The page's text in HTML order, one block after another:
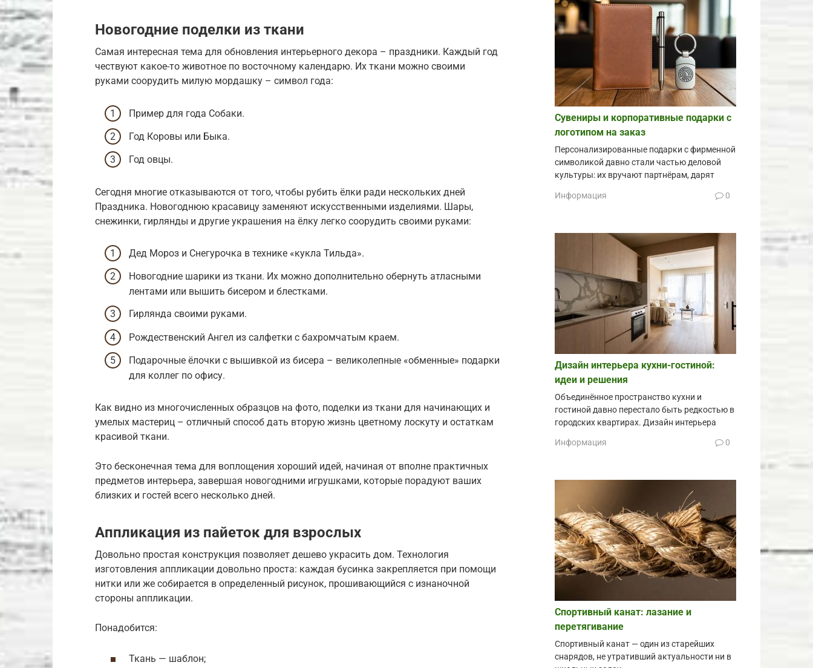
Новогодние поделки из ткани
Самая интересная тема для обновления интерьерного декора – праздники. Каждый год
чествуют какое-то животное по восточному календарю. Их ткани можно своими
руками соорудить милую мордашку – символ года:
Пример для года Собаки.
Год Коровы или Быка.
Год овцы.
Сегодня многие отказываются от того, чтобы рубить ёлки ради нескольких дней
Праздника. Новогоднюю красавицу заменяют искусственными изделиями. Шары,
снежинки, гирлянды и другие украшения на ёлку легко соорудить своими руками:
Дед Мороз и Снегурочка в технике «кукла Тильда».
Новогодние шарики из ткани. Их можно дополнительно обернуть атласными
лентами или вышить бисером и блестками.
Гирлянда своими руками.
Рождественский Ангел из салфетки с бахромчатым краем.
Подарочные ёлочки с вышивкой из бисера – великолепные «обменные» подарки
для коллег по офису.
Как видно из многочисленных образцов на фото, поделки из ткани для начинающих и
умелых мастериц – отличный способ дать вторую жизнь цветному лоскуту и остаткам
красивой ткани.
Это бесконечная тема для воплощения хороший идей, начиная от вполне практичных
предметов интерьера, завершая новогодними игрушками, которые порадуют ваших
близких и гостей всего несколько дней.
Аппликация из пайеток для взрослых
Довольно простая конструкция позволяет дешево украсить дом. Технология
изготовления аппликации довольно проста: каждая бусинка закрепляется при помощи
нитки или же собирается в определенный рисунок, прошивающийся с изнаночной
стороны аппликации.
Понадобится:
Ткань — шаблон;
Сувениры и корпоративные подарки с
логотипом на заказ
Персонализированные подарки с фирменной
символикой давно стали частью деловой
культуры: их вручают партнёрам, дарят
Информация 0
Дизайн интерьера кухни-гостиной:
идеи и решения
Объединённое пространство кухни и
гостиной давно перестало быть редкостью в
городских квартирах. Дизайн интерьера
Информация 0
Спортивный канат: лазание и
перетягивание
Спортивный канат — один из старейших
снарядов, не утративший актуальности ни в